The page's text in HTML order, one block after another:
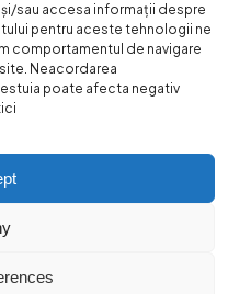
sau accesa informații despre
pentru aceste tehnologii ne
comportamentul de navigare
Neacordarea
poate afecta negativ
94,3
95,1
88,2
SRL